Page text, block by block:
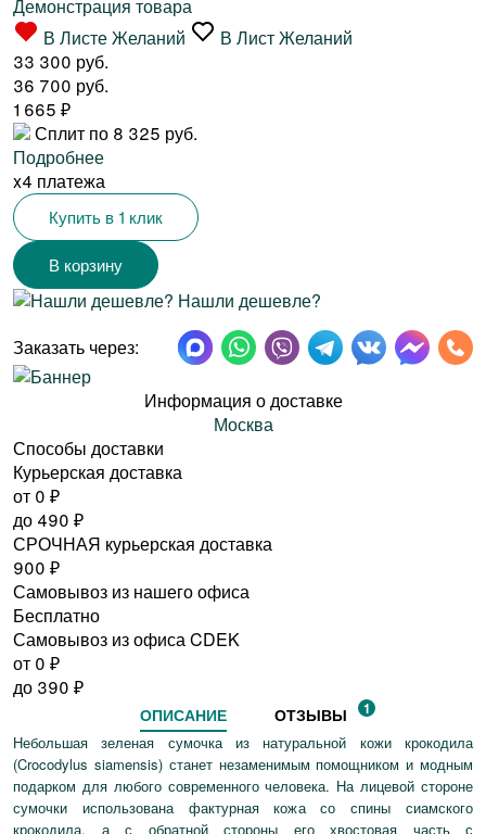
Демонстрация товара
В Листе Желаний
В Лист Желаний
33 300 руб.
36 700 руб.
1 665 ₽
Сплит по 8 325 руб.
Подробнее
x4 платежа
Купить в 1 клик
Нашли дешевле?
Заказать через:
Информация о доставке
Москва
Способы доставки
Курьерская доставка
от 0 ₽
до 490 ₽
СРОЧНАЯ курьерская доставка
900 ₽
Самовывоз из нашего офиса
Бесплатно
Самовывоз из офиса CDEK
от 0 ₽
до 390 ₽
ОПИСАНИЕ ОТЗЫВЫ 1
Небольшая зеленая сумочка из натуральной кожи крокодила
(Crocodylus siamensis) станет незаменимым помощником и модным
подарком для любого современного человека. На лицевой стороне
сумочки использована фактурная кожа со спины сиамского
крокодила, а с обратной стороны его хвостовая часть с